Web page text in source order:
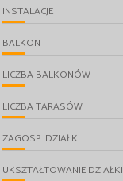
INSTALACJE
BALKON
LICZBA BALKONÓW
LICZBA TARASÓW
ZAGOSP. DZIAŁKI
UKSZTAŁTOWANIE DZIAŁKI